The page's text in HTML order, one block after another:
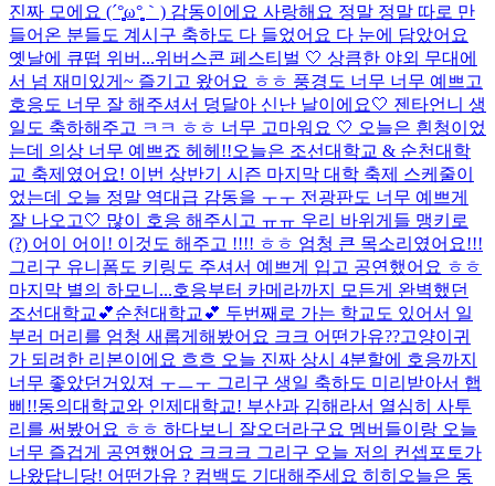
진짜 모에요 (´°̥̥̥̥̥̥̥̥ω°̥̥̥̥̥̥̥̥｀) 감동이에요 사랑해요 정말 정말 따로 만
들어온 분들도 계시구 축하도 다 들었어요 다 눈에 담았어요
옛날에 큐떱 위버...위버스콘 페스티벌 🤍 상큼한 야외 무대에
서 넘 재미있게~ 즐기고 왔어요 ㅎㅎ 풍경도 너무 너무 예쁘고
호응도 너무 잘 해주셔서 덩달아 신난 날이에요🤍 젠타언니 생
일도 축하해주고 ㅋㅋ ㅎㅎ 너무 고마워요 🤍 오늘은 흰청이었
는데 의상 너무 예쁘죠 헤헤!!오늘은 조선대학교 & 순천대학
교 축제였어요! 이번 상반기 시즌 마지막 대학 축제 스케줄이
었는데 오늘 정말 역대급 감동을 ㅜㅜ 전광판도 너무 예쁘게
잘 나오고🤍 많이 호응 해주시고 ㅠㅠ 우리 바위게들 맹키로
(?) 어이 어이! 이것도 해주고 !!!! ㅎㅎ 엄청 큰 목소리였어요!!!
그리구 유니폼도 키링도 주셔서 예쁘게 입고 공연했어요 ㅎㅎ
마지막 별의 하모니...호응부터 카메라까지 모든게 완벽했던
조선대학교💕순천대학교💕 두번째로 가는 학교도 있어서 일
부러 머리를 엄청 새롭게해봤어요 크크 어떤가유??고양이귀
가 되려한 리본이에요 흐흐 오늘 진짜 상시 4분할에 호응까지
너무 좋았던거있져 ㅜㅡㅜ 그리구 생일 축하도 미리받아서 햅
삐!!동의대학교와 인제대학교! 부산과 김해라서 열심히 사투
리를 써봤어요 ㅎㅎ 하다보니 잘오더라구요 멤버들이랑 오늘
너무 즐겁게 공연했어요 크크크 그리구 오늘 저의 컨셉포토가
나왔답니당! 어떤가유 ? 컴백도 기대해주세요 히히 오늘은 동